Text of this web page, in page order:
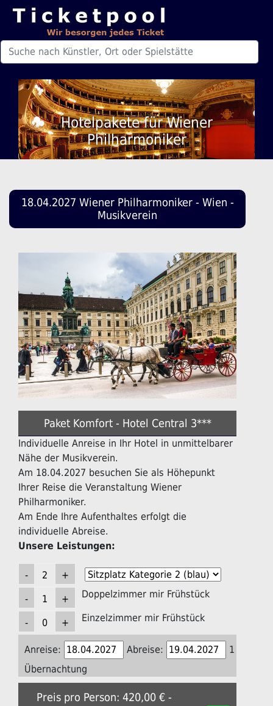
Hotelpakete für Wiener
Philharmoniker
18.04.2027 Wiener Philharmoniker - Wien -
Musikverein
Paket Komfort - Hotel Central 3***
Individuelle Anreise in Ihr Hotel in unmittelbarer
Nähe der Musikverein.
Am 18.04.2027 besuchen Sie als Höhepunkt
Ihrer Reise die Veranstaltung Wiener
Philharmoniker.
Am Ende Ihre Aufenthaltes erfolgt die
individuelle Abreise.
Unsere Leistungen:
Doppelzimmer mir Frühstück
Einzelzimmer mir Frühstück
Anreise: Abreise:
1
Übernachtung
Preis pro Person: 420,00 € -